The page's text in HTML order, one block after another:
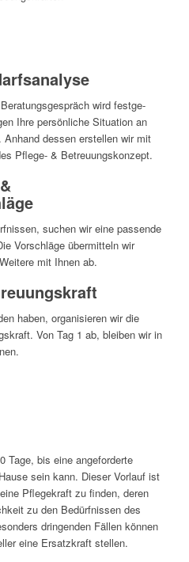
wird festge­
Ihre persönliche Situation an
dessen erstellen wir mit
Pflege- & Betreuungs­konzept.
suchen wir eine passende
Vorschläge übermitteln wir
mit Ihnen ab.
haben, organisieren wir die
Von Tag 1 ab, bleiben wir in
Tage, bis eine angeforderte
sein kann. Dieser Vorlauf ist
Pflegekraft zu finden, deren
zu den Bedürfnissen des
dringenden Fällen können
eine Ersatzkraft stellen.